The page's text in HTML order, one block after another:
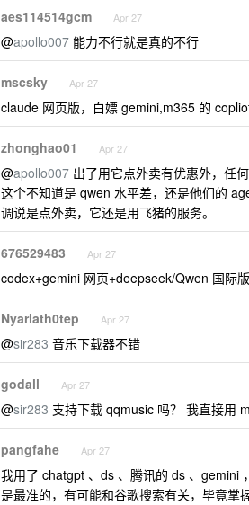
aes114514gcm Apr 27
@apollo007 能力不行就是真的不行
mscsky Apr 27
claude 网页版，白嫖 gemini,m365 的
zhonghao01 Apr 27
@apollo007 出了用它点外卖有优惠外，任
这个不知道是 qwen 水平差，还是他们的
调说是点外卖，它还是用飞猪的服务。
676529483 Apr 27
codex+gemini 网页+deepseek/Qwen 国际
Nyarlath0tep Apr 27
@sir283 音乐下载器不错
godall Apr 27
@sir283 支持下载 qqmusic 吗？ 我直接用
pangfahe Apr 27
我用了 chatgpt 、ds 、腾讯的 ds 、gemini
是最准的，有可能和谷歌搜索有关，毕竟掌